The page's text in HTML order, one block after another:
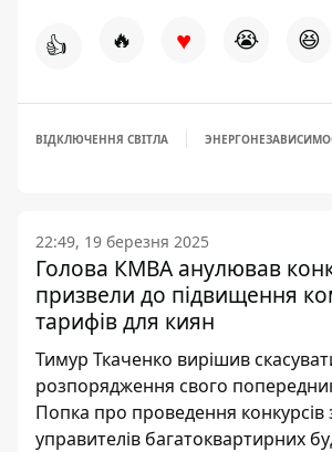
👍 🔥 ♥ 😭 😆
ВІДКЛЮЧЕННЯ СВІТЛА
22:49, 19 березня 2025
Голова КМВА анулював
призвели до підвищення
тарифів для киян
Тимур Ткаченко вирішив
розпорядження свого
Попка про проведення
управителів багатоквартирних